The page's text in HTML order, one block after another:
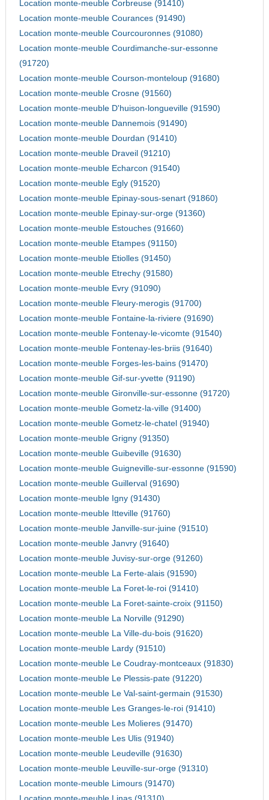
Location monte-meuble Corbreuse (91410)
Location monte-meuble Courances (91490)
Location monte-meuble Courcouronnes (91080)
Location monte-meuble Courdimanche-sur-essonne
(91720)
Location monte-meuble Courson-monteloup (91680)
Location monte-meuble Crosne (91560)
Location monte-meuble D'huison-longueville (91590)
Location monte-meuble Dannemois (91490)
Location monte-meuble Dourdan (91410)
Location monte-meuble Draveil (91210)
Location monte-meuble Echarcon (91540)
Location monte-meuble Egly (91520)
Location monte-meuble Epinay-sous-senart (91860)
Location monte-meuble Epinay-sur-orge (91360)
Location monte-meuble Estouches (91660)
Location monte-meuble Etampes (91150)
Location monte-meuble Etiolles (91450)
Location monte-meuble Etrechy (91580)
Location monte-meuble Evry (91090)
Location monte-meuble Fleury-merogis (91700)
Location monte-meuble Fontaine-la-riviere (91690)
Location monte-meuble Fontenay-le-vicomte (91540)
Location monte-meuble Fontenay-les-briis (91640)
Location monte-meuble Forges-les-bains (91470)
Location monte-meuble Gif-sur-yvette (91190)
Location monte-meuble Gironville-sur-essonne (91720)
Location monte-meuble Gometz-la-ville (91400)
Location monte-meuble Gometz-le-chatel (91940)
Location monte-meuble Grigny (91350)
Location monte-meuble Guibeville (91630)
Location monte-meuble Guigneville-sur-essonne (91590)
Location monte-meuble Guillerval (91690)
Location monte-meuble Igny (91430)
Location monte-meuble Itteville (91760)
Location monte-meuble Janville-sur-juine (91510)
Location monte-meuble Janvry (91640)
Location monte-meuble Juvisy-sur-orge (91260)
Location monte-meuble La Ferte-alais (91590)
Location monte-meuble La Foret-le-roi (91410)
Location monte-meuble La Foret-sainte-croix (91150)
Location monte-meuble La Norville (91290)
Location monte-meuble La Ville-du-bois (91620)
Location monte-meuble Lardy (91510)
Location monte-meuble Le Coudray-montceaux (91830)
Location monte-meuble Le Plessis-pate (91220)
Location monte-meuble Le Val-saint-germain (91530)
Location monte-meuble Les Granges-le-roi (91410)
Location monte-meuble Les Molieres (91470)
Location monte-meuble Les Ulis (91940)
Location monte-meuble Leudeville (91630)
Location monte-meuble Leuville-sur-orge (91310)
Location monte-meuble Limours (91470)